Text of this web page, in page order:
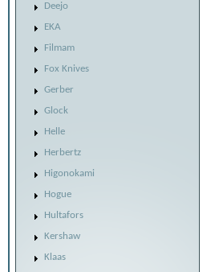
Deejo
EKA
Filmam
Fox Knives
Gerber
Glock
Helle
Herbertz
Higonokami
Hogue
Hultafors
Kershaw
Klaas